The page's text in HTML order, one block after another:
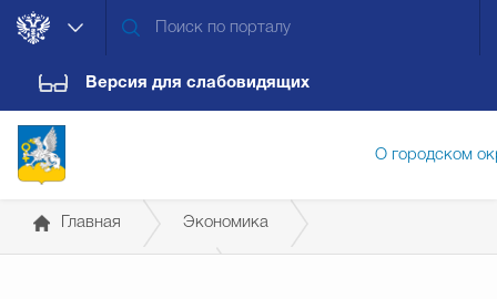
Версия для слабовидящих
О городском
Главная Экономика